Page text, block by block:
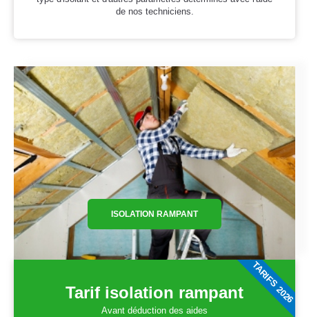
de nos techniciens.
ISOLATION RAMPANT
Tarif isolation rampant
Avant déduction des aides
TARIFS 2026